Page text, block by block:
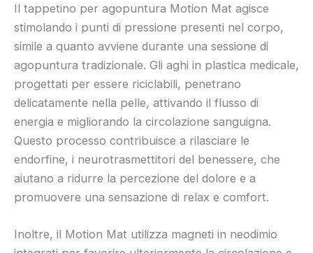
Il tappetino per agopuntura Motion Mat agisce
stimolando i punti di pressione presenti nel corpo,
simile a quanto avviene durante una sessione di
agopuntura tradizionale. Gli aghi in plastica medicale,
progettati per essere riciclabili, penetrano
delicatamente nella pelle, attivando il flusso di
energia e migliorando la circolazione sanguigna.
Questo processo contribuisce a rilasciare le
endorfine, i neurotrasmettitori del benessere, che
aiutano a ridurre la percezione del dolore e a
promuovere una sensazione di relax e comfort.
Inoltre, il Motion Mat utilizza magneti in neodimio